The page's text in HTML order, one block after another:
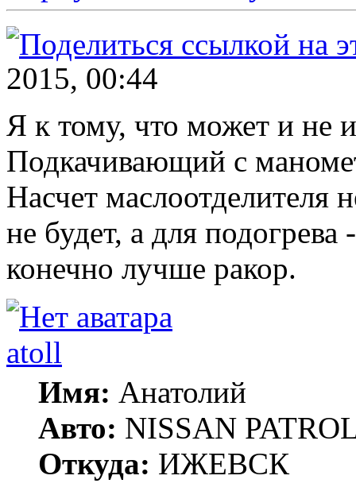
2015, 00:44
Я к тому, что может и не
Подкачивающий с
Насчет маслоотделителя
не будет, а для подогрева -
конечно лучше ракор.
atoll
Имя: Анатолий
Авто: NISSAN
Откуда: ИЖЕВСК